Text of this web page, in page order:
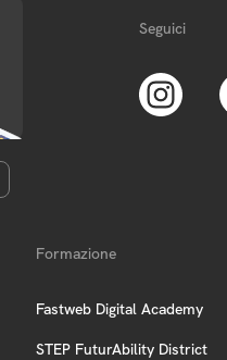
Seguici
Formazione
Fastweb Digital Academy
STEP FuturAbility District